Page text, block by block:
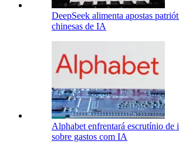
DeepSeek alimenta apostas
chinesas de IA
Alphabet enfrentará escrutínio de
sobre gastos com IA